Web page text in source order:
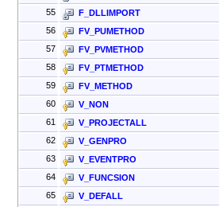
55
F_DLLIMPORT
56
FV_PUMETHOD
57
FV_PVMETHOD
58
FV_PTMETHOD
59
FV_METHOD
60
V_NON
61
V_PROJECTALL
62
V_GENPRO
63
V_EVENTPRO
64
V_FUNCSION
65
V_DEFALL